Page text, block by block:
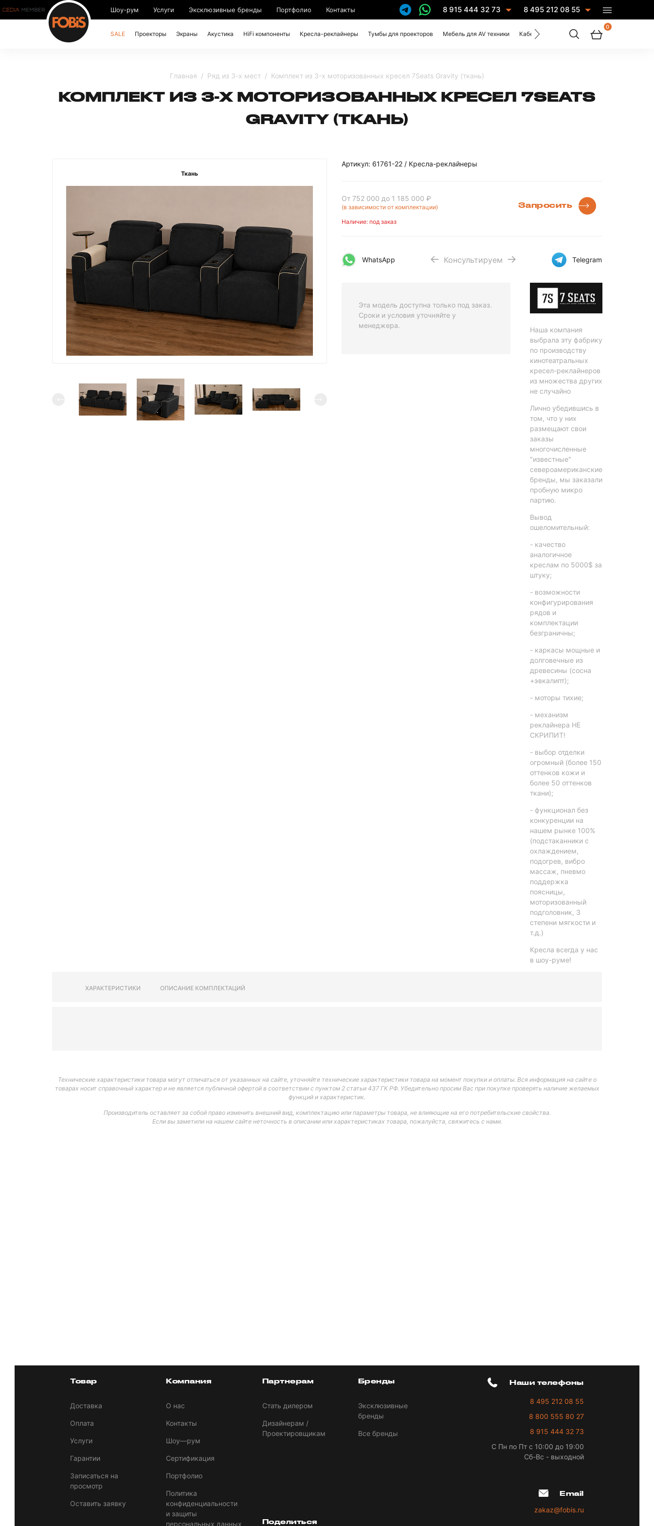
Шоу-рум Услуги Эксклюзивные бренды Портфолио Контакты 8 915 444 32 73 8 495 212 08 55
SALE Проекторы Экраны Акустика HiFi компоненты Кресла-реклайнеры Тумбы для проекторов Мебель для AV техники Кабели Услуги
0
Главная Ряд из 3-х мест Комплект из 3-x моторизованных кресел 7Seats Gravity (ткань)
КОМПЛЕКТ ИЗ 3-X МОТОРИЗОВАННЫХ КРЕСЕЛ 7SEATS
GRAVITY (ТКАНЬ)
Ткань
Артикул: 61761-22 / Кресла-реклайнеры
От 752 000 до 1 185 000 ₽
(в зависимости от комплектации)
Наличие: под заказ
Запросить
WhatsApp Консультируем Telegram
Эта модель доступна только под заказ.
Сроки и условия уточняйте у
менеджера.
Наша компания
выбрала эту фабрику
по производству
кинотеатральных
кресел-реклайнеров
из множества других
не случайно
Лично убедившись в
том, что у них
размещают свои
заказы
многочисленные
"известные"
североамериканские
бренды, мы заказали
пробную микро
партию.
Вывод
ошеломительный:
- качество
аналогичное
креслам по 5000$ за
штуку;
- возможности
конфигурирования
рядов и
комплектации
безграничны;
- каркасы мощные и
долговечные из
древесины (сосна
+эвкалипт);
- моторы тихие;
- механизм
реклайнера НЕ
СКРИПИТ!
- выбор отделки
огромный (более 150
оттенков кожи и
более 50 оттенков
ткани);
- функционал без
конкуренции на
нашем рынке 100%
(подстаканники с
охлаждением,
подогрев, вибро
массаж, пневмо
поддержка
поясницы,
моторизованный
подголовник, 3
степени мягкости и
т.д.)
Кресла всегда у нас
в шоу-руме!
ХАРАКТЕРИСТИКИ ОПИСАНИЕ КОМПЛЕКТАЦИЙ
Технические характеристики товара могут отличаться от указанных на сайте, уточняйте технические характеристики товара на момент покупки и оплаты. Вся информация на сайте о
товарах носит справочный характер и не является публичной офертой в соответствии с пунктом 2 статьи 437 ГК РФ. Убедительно просим Вас при покупке проверять наличие желаемых
функций и характеристик.
Производитель оставляет за собой право изменить внешний вид, комплектацию или параметры товара, не влияющие на его потребительские свойства.
Если вы заметили на нашем сайте неточность в описании или характеристиках товара, пожалуйста, свяжитесь с нами.
Товар
Доставка
Оплата
Услуги
Гарантии
Записаться на
просмотр
Оставить заявку
Компания
О нас
Контакты
Шоу—рум
Сертификация
Портфолио
Политика
конфиденциальности
и защиты
персональных данных
Партнерам
Стать дилером
Дизайнерам /
Проектировщикам
Бренды
Эксклюзивные
бренды
Все бренды
Поделиться
Наши телефоны
8 495 212 08 55
8 800 555 80 27
8 915 444 32 73
С Пн по Пт с 10:00 до 19:00
Сб-Вс - выходной
Email
zakaz@fobis.ru